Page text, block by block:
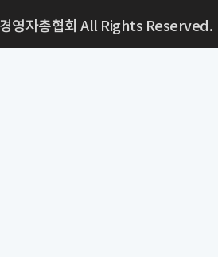
영자총협회 All Rights Reserved.